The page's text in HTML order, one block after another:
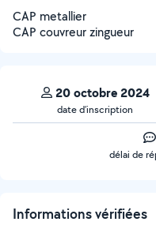
CAP metallier
CAP couvreur zingueur
20 octobre 2024
date d’inscription
délai de
Informations vérifiées